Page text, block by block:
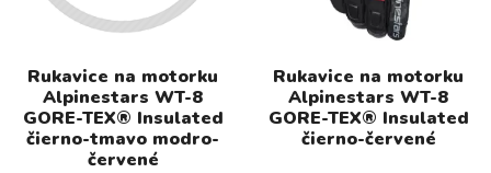
Rukavice na motorku
Alpinestars WT-8
GORE-TEX® Insulated
čierno-tmavo modro-
červené
Rukavice na motorku
Alpinestars WT-8
GORE-TEX® Insulated
čierno-červené